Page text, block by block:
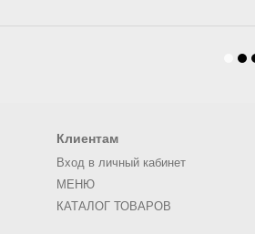
Клиентам
Вход в личный кабинет
МЕНЮ
КАТАЛОГ ТОВАРОВ